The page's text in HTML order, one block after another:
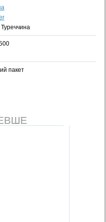
Туреччина
пакет